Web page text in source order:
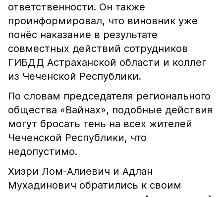
ответственности. Он также
проинформировал, что виновник уже
понёс наказание в результате
совместных действий сотрудников
ГИБДД Астраханской области и коллег
из Чеченской Республики.
По словам председателя регионального
общества «Вайнах», подобные действия
могут бросать тень на всех жителей
Чеченской Республики, что
недопустимо.
Хизри Лом-Алиевич и Адлан
Мухадинович обратились к своим